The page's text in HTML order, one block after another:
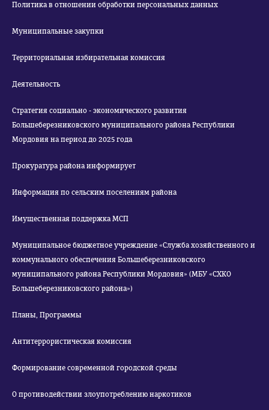
Политика в отношении обработки персональных данных
Муниципальные закупки
Территориальная избирательная комиссия
Деятельность
Стратегия социально - экономического развития
Большеберезниковского муниципального района Республики
Мордовия на период до 2025 года
Прокуратура района информирует
Информация по сельским поселениям района
Имущественная поддержка МСП
Муниципальное бюджетное учреждение «Служба хозяйственного и
коммунального обеспечения Большеберезниковского
муниципального района Республики Мордовия» (МБУ «СХКО
Большеберезниковского района»)
Планы, Программы
Антитеррористическая комиссия
Формирование современной городской среды
О противодействии злоупотреблению наркотиков